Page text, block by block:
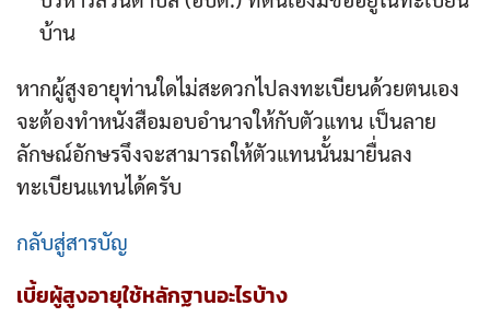
บ้าน
หากผู้สูงอายุท่านใดไม่สะดวกไปลงทะเบียนด้วยตนเอง
จะต้องทำหนังสือมอบอำนาจให้กับตัวแทน เป็นลาย
ลักษณ์อักษรจึงจะสามารถให้ตัวแทนนั้นมายื่นลง
ทะเบียนแทนได้ครับ
กลับสู่สารบัญ
เบี้ยผู้สูงอายุใช้หลักฐานอะไรบ้าง